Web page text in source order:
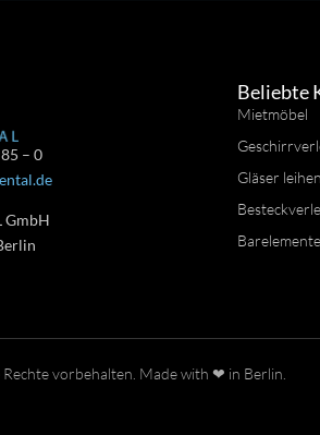
– 0
GmbH
Beliebte
Mietmöbel
Gläser leihen
Barelemente
vorbehalten. Made with ❤ in Berlin.